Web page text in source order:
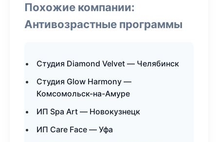
Похожие компании:
Антивозрастные программы
Студия Diamond Velvet — Челябинск
Студия Glow Harmony —
Комсомольск-на-Амуре
ИП Spa Art — Новокузнецк
ИП Care Face — Уфа